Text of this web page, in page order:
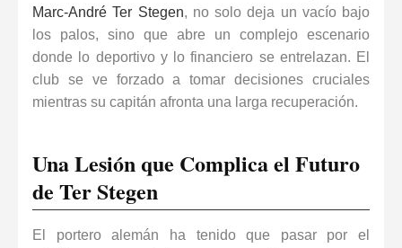
Marc-André Ter Stegen, no solo deja un vacío bajo
los palos, sino que abre un complejo escenario
donde lo deportivo y lo financiero se entrelazan. El
club se ve forzado a tomar decisiones cruciales
mientras su capitán afronta una larga recuperación.
Una Lesión que Complica el Futuro
de Ter Stegen
El portero alemán ha tenido que pasar por el